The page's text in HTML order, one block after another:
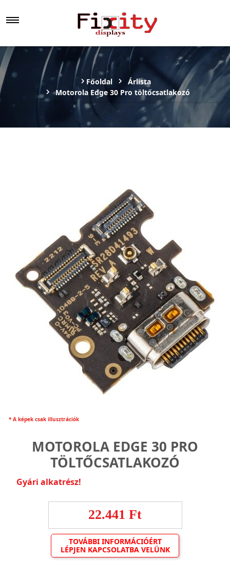
Főoldal
Árlista
Motorola Edge 30 Pro töltőcsatlakozó
* A képek csak illusztrációk
MOTOROLA EDGE 30 PRO
TÖLTŐCSATLAKOZÓ
Gyári alkatrész!
22.441 Ft
TOVÁBBI INFORMÁCIÓÉRT
LÉPJEN KAPCSOLATBA VELÜNK